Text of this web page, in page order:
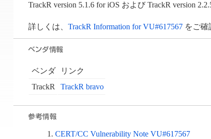
TrackR version 5.1.6 for iOS および TrackR version
詳しくは、 TrackR Information for VU#617567をご確
ベンダ
リンク
TrackR
TrackR bravo
CERT/CC Vulnerability Note VU#617567